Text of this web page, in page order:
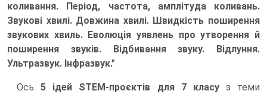
коливання. Період, частота, амплітуда коливань.
Звукові хвилі. Довжина хвилі. Швидкість поширення
звукових хвиль. Еволюція уявлень про утворення й
поширення звуків. Відбивання звуку. Відлуння.
Ультразвук. Інфразвук."
Ось 5 ідей STEM-проєктів для 7 класуз теми